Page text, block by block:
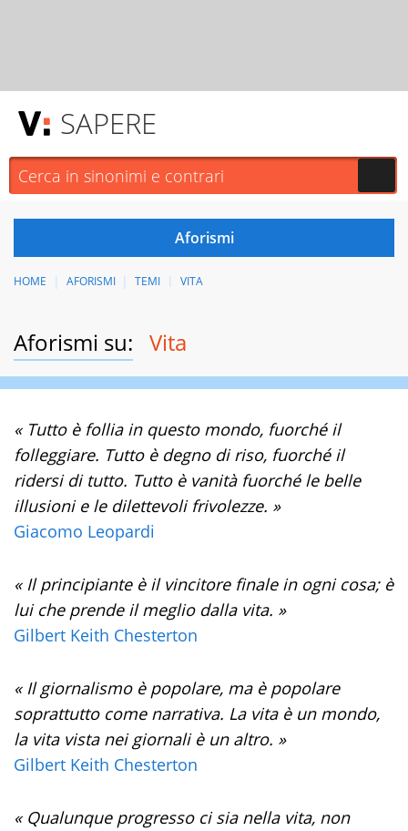
SAPERE
HOME AFORISMI TEMI VITA
Aforismi su: Vita
« Tutto è follia in questo mondo, fuorché il
folleggiare. Tutto è degno di riso, fuorché il
ridersi di tutto. Tutto è vanità fuorché le belle
illusioni e le dilettevoli frivolezze. »
Giacomo Leopardi
« Il principiante è il vincitore finale in ogni cosa; è
lui che prende il meglio dalla vita. »
Gilbert Keith Chesterton
« Il giornalismo è popolare, ma è popolare
soprattutto come narrativa. La vita è un mondo,
la vita vista nei giornali è un altro. »
Gilbert Keith Chesterton
« Qualunque progresso ci sia nella vita, non